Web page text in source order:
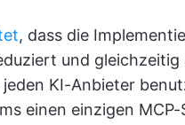
, dass die
und
KI-Anbieter
einen einzigen